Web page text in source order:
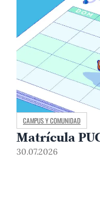
CAMPUS Y COMUNIDAD
Tres formas
internacional